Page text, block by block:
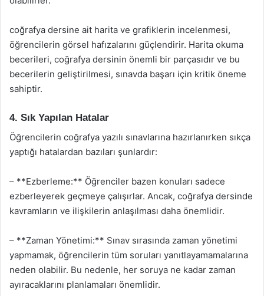
coğrafya dersine ait harita ve grafiklerin incelenmesi,
öğrencilerin görsel hafızalarını güçlendirir. Harita okuma
becerileri, coğrafya dersinin önemli bir parçasıdır ve bu
becerilerin geliştirilmesi, sınavda başarı için kritik öneme
sahiptir.
4. Sık Yapılan Hatalar
Öğrencilerin coğrafya yazılı sınavlarına hazırlanırken sıkça
yaptığı hatalardan bazıları şunlardır:
– **Ezberleme:** Öğrenciler bazen konuları sadece
ezberleyerek geçmeye çalışırlar. Ancak, coğrafya dersinde
kavramların ve ilişkilerin anlaşılması daha önemlidir.
– **Zaman Yönetimi:** Sınav sırasında zaman yönetimi
yapmamak, öğrencilerin tüm soruları yanıtlayamamalarına
neden olabilir. Bu nedenle, her soruya ne kadar zaman
ayıracaklarını planlamaları önemlidir.